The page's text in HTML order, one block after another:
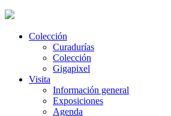
Colección
Curadurías
Colección
Gigapixel
Visita
Información general
Exposiciones
Agenda